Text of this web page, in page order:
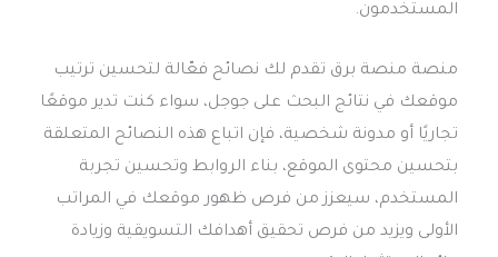
المستخدمون.
منصة منصة برق تقدم لك نصائح فعّالة لتحسين ترتيب
موقعك في نتائج البحث على جوجل، سواء كنت تدير موقعًا
تجاريًا أو مدونة شخصية، فإن اتباع هذه النصائح المتعلقة
بتحسين محتوى الموقع، بناء الروابط وتحسين تجربة
المستخدم، سيعزز من فرص ظهور موقعك في المراتب
الأولى ويزيد من فرص تحقيق أهدافك التسويقية وزيادة